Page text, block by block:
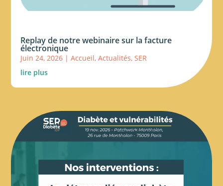
Replay de notre webinaire sur la facture
électronique
Juin 24, 2026 |Accueil,Actualités,SER
lire plus